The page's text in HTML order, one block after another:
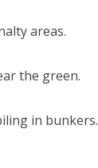
areas.
the green.
in bunkers.